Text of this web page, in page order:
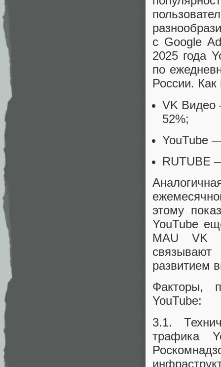
с Google
2025 года
по
России. Как
VK Видео
52%;
YouTube
RUTUBE
этому
YouTube
MAU VK
развитием
Факторы,
YouTube:
3.1.
трафика